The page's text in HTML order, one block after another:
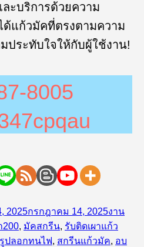
ะบริการด้วยความ
แก้วมัคที่ตรงตามความ
ประทับใจให้กับผู้ใช้งาน!
8005
2025กรกฎาคม 14, 2025หมู่
งาน
, มัคสกรีน, รับติดเผาแก้ว
รูปลอกทนไฟ, สกรีนแก้วมัค, อบ